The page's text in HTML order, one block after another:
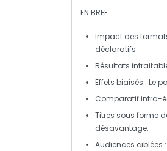
EN BREF
Impact des
déclaratifs.
Résultats
Effets biaisés : Le
Comparatif intra-
Titres sous forme
désavantage.
Audiences ciblées